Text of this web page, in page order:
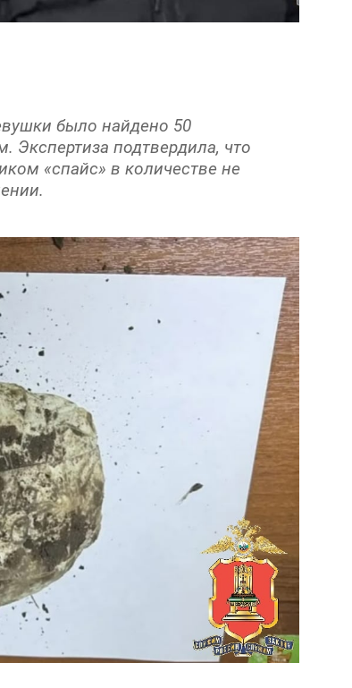
было найдено 50
Экспертиза подтвердила, что
«спайс» в количестве не